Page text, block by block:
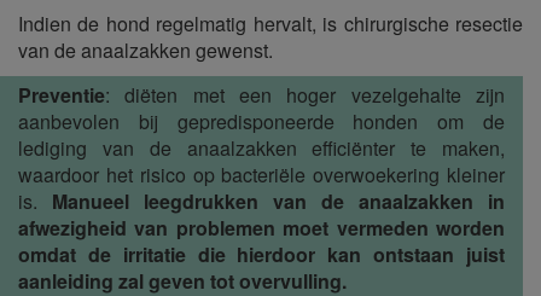
Indien de hond regelmatig hervalt, is chirurgische resectie
van de anaalzakken gewenst.
Preventie: diëten met een hoger vezelgehalte zijn
aanbevolen bij gepredisponeerde honden om de
lediging van de anaalzakken efficiënter te maken,
waardoor het risico op bacteriële overwoekering kleiner
is. Manueel leegdrukken van de anaalzakken in
afwezigheid van problemen moet vermeden worden
omdat de irritatie die hierdoor kan ontstaan juist
aanleiding zal geven tot overvulling.